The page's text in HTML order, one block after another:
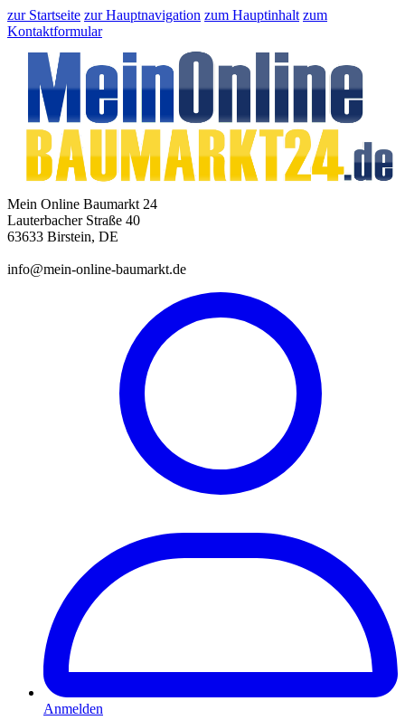
zur Startseite zur Hauptnavigation zum Hauptinhalt zum
Kontaktformular
Mein Online Baumarkt 24
Lauterbacher Straße 40
63633 Birstein, DE
info@mein-online-baumarkt.de
Anmelden